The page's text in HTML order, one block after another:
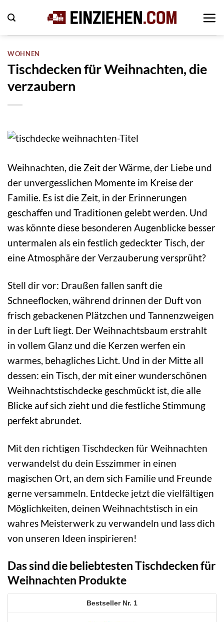
Inhalt
springen
WOHNEN
Tischdecken für Weihnachten, die
verzaubern
Weihnachten, die Zeit der Wärme, der Liebe und
der unvergesslichen Momente im Kreise der
Familie. Es ist die Zeit, in der Erinnerungen
geschaffen und Traditionen gelebt werden. Und
was könnte diese besonderen Augenblicke besser
untermalen als ein festlich gedeckter Tisch, der
eine Atmosphäre der Verzauberung versprüht?
Stell dir vor: Draußen fallen sanft die
Schneeflocken, während drinnen der Duft von
frisch gebackenen Plätzchen und Tannenzweigen
in der Luft liegt. Der Weihnachtsbaum erstrahlt
in vollem Glanz und die Kerzen werfen ein
warmes, behagliches Licht. Und in der Mitte all
dessen: ein Tisch, der mit einer wunderschönen
Weihnachtstischdecke geschmückt ist, die alle
Blicke auf sich zieht und die festliche Stimmung
perfekt abrundet.
Mit den richtigen Tischdecken für Weihnachten
verwandelst du dein Esszimmer in einen
magischen Ort, an dem sich Familie und Freunde
gerne versammeln. Entdecke jetzt die vielfältigen
Möglichkeiten, deinen Weihnachtstisch in ein
wahres Meisterwerk zu verwandeln und lass dich
von unseren Ideen inspirieren!
Das sind die beliebtesten Tischdecken für
Weihnachten Produkte
1